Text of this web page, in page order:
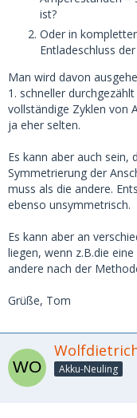
ist?
Oder in
Entladeschluss
Man wird davon
1. schneller
vollständige Zyklen von
ja eher selten.
Es kann aber auch sein,
Symmetrierung der
muss als die andere.
ebenso unsymmetrisch.
Es kann aber an
liegen, wenn z.B.die
andere nach der
Grüße, Tom
Akku-Neuling